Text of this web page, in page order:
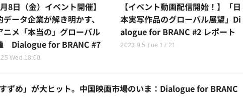
月8日（金）イベント開催】
ータ企業が解き明かす、
ニメ「本当の」グローバル
Dialogue for BRANC #7
Wed 18:00
【イベント動画配信開始！】「日
本実写作品のグローバル展望」Di
alogue for BRANC #2 レポート
2023.9.5 Tue 17:21
ずめ」が大ヒット。中国映画市場のいま：Dialogue for BRANC